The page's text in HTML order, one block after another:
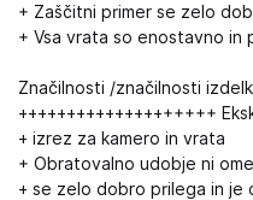
+ Zaščitni primer se zelo
+ Vsa vrata so enostavno in
Značilnosti /značilnosti
++++++++++++++++++++
+ izrez za kamero in vrata
+ Obratovalno udobje ni
+ se zelo dobro prilega in je